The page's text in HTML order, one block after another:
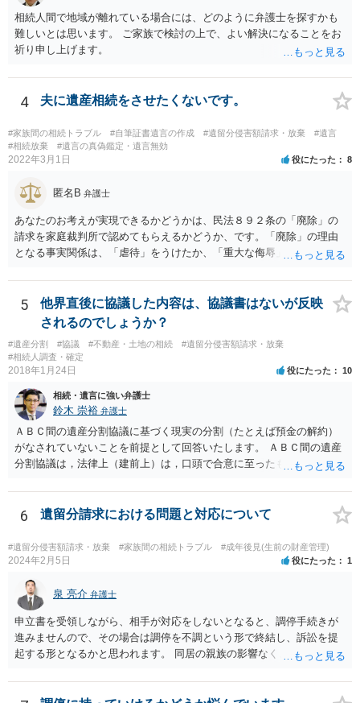
相続人間で地域が離れている場合には、どのように弁護士を探すかも
難しいとは思います。 ご家族で検討の上で、よい解決になることをお
祈り申し上げます。
4 夫に遺産相続をさせたくないです。
#家族間の相続トラブル #自筆証書遺言の作成 #遺留分侵害額請求・放棄
#遺言
#相続放棄
#遺言の真偽鑑定・遺言無効
2022年3月1日 役にたった 8
匿名B 弁護士
あなたのお考えが実現できるかどうかは、民法８９２条の「廃除」の
請求を家庭裁判所で認めてもらえるかどうか、です。「廃除」の理由
となる事実関係は、「虐待」をうけたか、「重大な侮辱」を受けた
「廃除」は遺言でも可能です（民法８９３条）。 弁護士に具体的な事
情を話して相談して、「廃除」が可能か、実際に法律相談を受けるこ
とをお勧めします。
5
他界直後に協議した内容は、協議書はないが反映
されるのでしょうか？
#遺産分割 #協議 #不動産・土地の相続
#遺留分侵害額請求・放棄
#相続人調査・確定
2018年1月24日 役にたった 10
相続・遺言に強い弁護士
鈴木 崇裕 弁護士
ＡＢＣ間の遺産分割協議に基づく現実の分割（たとえば預金の解約）
がなされていないことを前提として回答いたします。 ＡＢＣ間の遺産
分割協議は，法律上（建前上）は，口頭で合意に至ったものであって
ん。 また，不動産の名義を移転するためには，遺産分割協議書への署
名捺印を得る必要があります。 したがって，残念ながら，「ＡＢＣ間
の遺産分割協議が有効に成立している」という前提に基づく主張は困
難と思われます。 「ＡＢＣ間の遺産分割協議は未了のまま，ＡとＢが
死亡し，二次相続が発生した」という前提に基づいて協議を進める必
議の内容を前提とした主張をすることが最も有利ですが，ＡＢの相続
人は応じない姿勢を示していることから，実現は困難だと思います。
主張としては維持しつつも，現実的な解決方法（遺産分割協議の落と
しどころ）としては，譲歩することを甘受しなければならないかもし
れません。
6 遺留分請求における問題と対応について
#遺留分侵害額請求・放棄 #家族間の相続トラブル #成年後見(生前の財産管理)
2024年2月5日 役にたった 1
泉 亮介 弁護士
申立書を受領しながら、相手が対応をしないとなると、調停手続きが
進みませんので、その場合は調停を不調という形で終結し、訴訟を提
起する形となるかと思われます。 同居の親族の影響なく、というのは
め、後からひっくり返すということは難しくなってくるかと思われま